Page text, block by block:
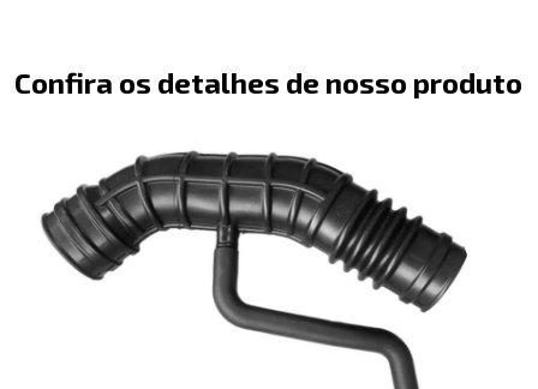
Confira os detalhes de nosso produto